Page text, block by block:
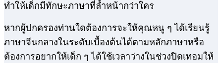
ทำให้เด็กมีทักษะภาษาที่ล้ำหน้ากว่าใคร
หากผู้ปกครองท่านใดต้องการจะให้คุณหนู ๆ ได้เรียนรู้
ภาษาจีนกลางในระดับเบื้องต้นได้ตามหลักภาษาหรือ
ต้องการอยากให้เด็ก ๆ ได้ใช้เวลาว่างในช่วงปิดเทอมให้